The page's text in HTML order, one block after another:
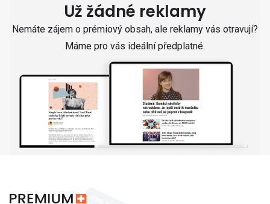
Už žádné reklamy
Nemáte zájem o prémiový obsah, ale reklamy vás otravují?
Máme pro vás ideální předplatné.